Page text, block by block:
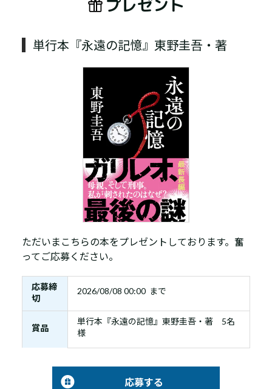
プレゼント
単行本『永遠の記憶』東野圭吾・著
ただいまこちらの本をプレゼントしております。奮
ってご応募ください。
応募締
切
2026/08/08 00:00 まで
賞品
単行本『永遠の記憶』東野圭吾・著 5名
様
応募する